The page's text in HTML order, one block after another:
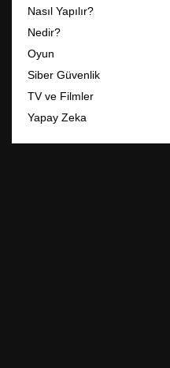
Nasıl Yapılır?
Nedir?
Oyun
Siber Güvenlik
TV ve Filmler
Yapay Zeka